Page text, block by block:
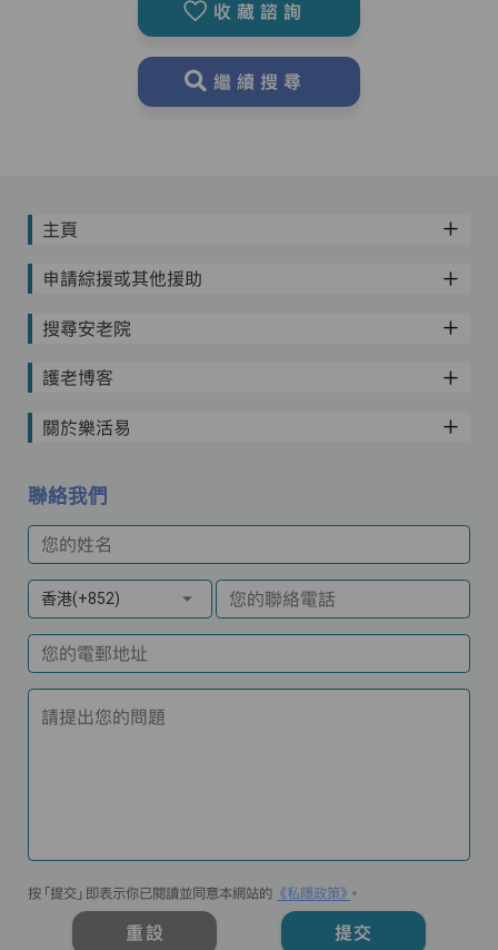
收藏諮詢
繼續搜尋
主頁
申請綜援或其他援助
搜尋安老院
護老博客
關於樂活易
聯絡我們
您的姓名
香港(+852) 您的聯絡電話
您的電郵地址
請提出您的問題
按「提交」即表示你已閱讀並同意本網站的 《私隱政策》 。
重設 提交